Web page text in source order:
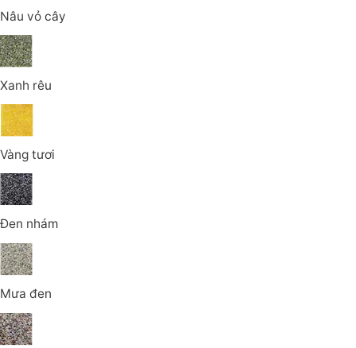
Nâu vỏ cây
Xanh rêu
Vàng tươi
Đen nhám
Mưa đen